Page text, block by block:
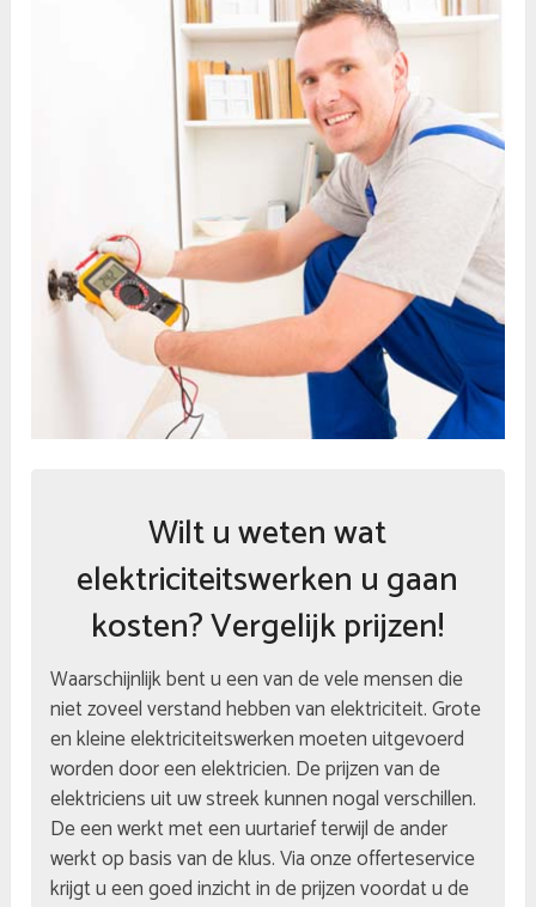
Wilt u weten wat
elektriciteitswerken u gaan
kosten? Vergelijk prijzen!
Waarschijnlijk bent u een van de vele mensen die
niet zoveel verstand hebben van elektriciteit. Grote
en kleine elektriciteitswerken moeten uitgevoerd
worden door een elektricien. De prijzen van de
elektriciens uit uw streek kunnen nogal verschillen.
De een werkt met een uurtarief terwijl de ander
werkt op basis van de klus. Via onze offerteservice
krijgt u een goed inzicht in de prijzen voordat u de